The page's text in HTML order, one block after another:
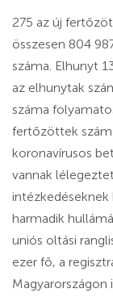
275 az új
összesen 804
száma. Elhunyt
az elhunytak
száma
fertőzöttek
koronavírusos
vannak
harmadik
uniós oltási
ezer fő, a
Magyarországon